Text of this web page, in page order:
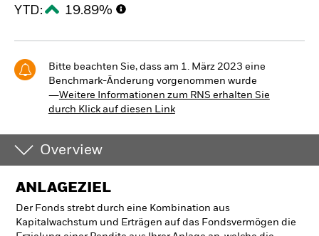
YTD: 19.89%
Bitte beachten Sie, dass am 1. März 2023 eine
Benchmark-Änderung vorgenommen wurde
―Weitere Informationen zum RNS erhalten Sie
durch Klick auf diesen Link
Overview
ANLAGEZIEL
Der Fonds strebt durch eine Kombination aus
Kapitalwachstum und Erträgen auf das Fondsvermögen die